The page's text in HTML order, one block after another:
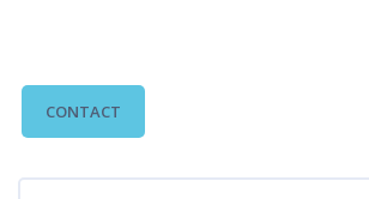
CONTACT